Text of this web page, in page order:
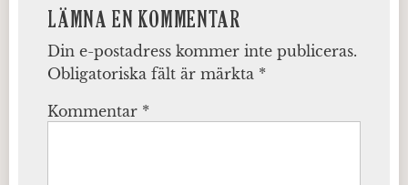
LÄMNA EN KOMMENTAR
Din e-postadress kommer inte publiceras.
Obligatoriska fält är märkta *
Kommentar *